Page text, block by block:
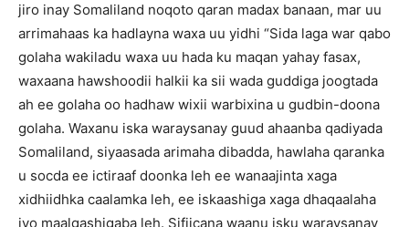
jiro inay Somaliland noqoto qaran madax banaan, mar uu
arrimahaas ka hadlayna waxa uu yidhi “Sida laga war qabo
golaha wakiladu waxa uu hada ku maqan yahay fasax,
waxaana hawshoodii halkii ka sii wada guddiga joogtada
ah ee golaha oo hadhaw wixii warbixina u gudbin-doona
golaha. Waxanu iska waraysanay guud ahaanba qadiyada
Somaliland, siyaasada arimaha dibadda, hawlaha qaranka
u socda ee ictiraaf doonka leh ee wanaajinta xaga
xidhiidhka caalamka leh, ee iskaashiga xaga dhaqaalaha
iyo maalgashigaba leh. Sifiicana waanu isku waraysanay